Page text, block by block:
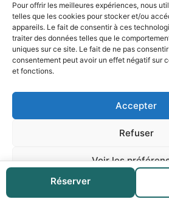
Pour offrir les meilleures expériences, nous
telles que les cookies pour stocker et/ou
appareils. Le fait de consentir à ces
traiter des données telles que le
uniques sur ce site. Le fait de ne pas
consentement peut avoir un effet négatif sur
et fonctions.
Accepter
Refuser
Voir les
34 rue Albert 33300 Bordeaux
Cliquez pour accepter
marketing et activer ce
Réserver